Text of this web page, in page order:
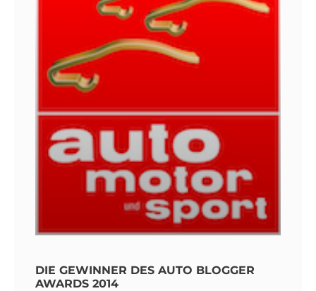
DIE GEWINNER DES AUTO BLOGGER
AWARDS 2014